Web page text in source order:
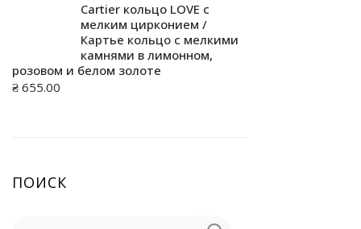
Cartier кольцо LOVE с
мелким цирконием /
Картье кольцо с мелкими
камнями в лимонном,
розовом и белом золоте
₴ 655.00
ПОИСК